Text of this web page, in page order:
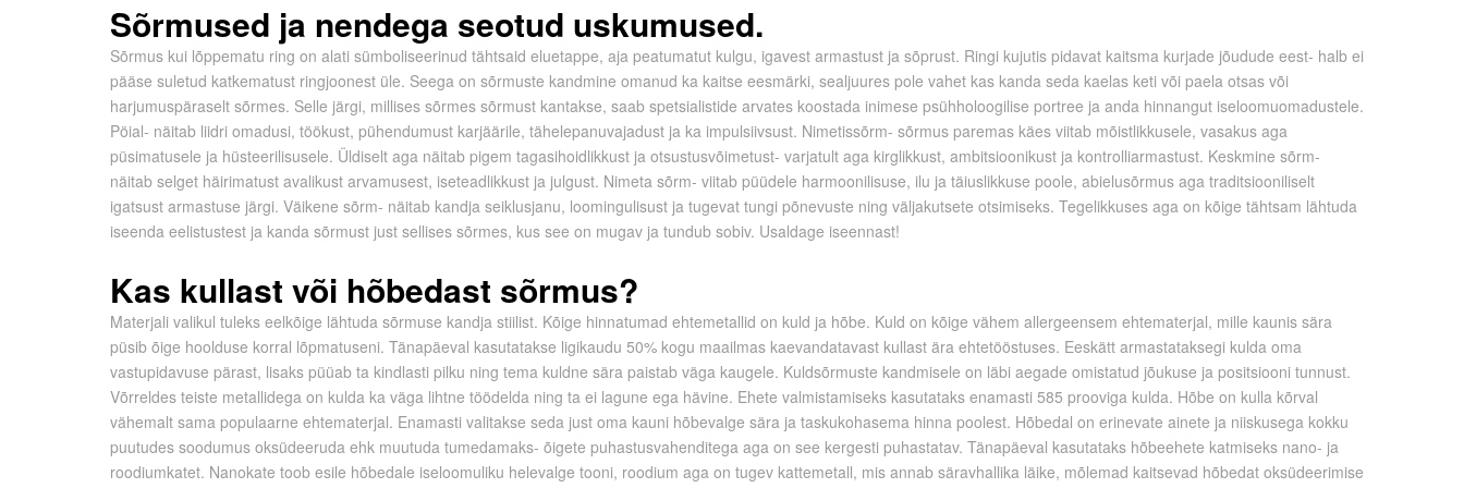
Sõrmused ja nendega seotud uskumused.
Sõrmus kui lõppematu ring on alati sümboliseerinud tähtsaid eluetappe, aja peatumatut kulgu, igavest armastust ja sõprust. Ringi kujutis pidavat kaitsma kurjade jõudude eest- halb ei
pääse suletud katkematust ringjoonest üle. Seega on sõrmuste kandmine omanud ka kaitse eesmärki, sealjuures pole vahet kas kanda seda kaelas keti või paela otsas või
harjumuspäraselt sõrmes. Selle järgi, millises sõrmes sõrmust kantakse, saab spetsialistide arvates koostada inimese psühholoogilise portree ja anda hinnangut iseloomuomadustele.
Pöial- näitab liidri omadusi, töökust, pühendumust karjäärile, tähelepanuvajadust ja ka impulsiivsust. Nimetissõrm- sõrmus paremas käes viitab mõistlikkusele, vasakus aga
püsimatusele ja hüsteerilisusele. Üldiselt aga näitab pigem tagasihoidlikkust ja otsustusvõimetust- varjatult aga kirglikkust, ambitsioonikust ja kontrolliarmastust. Keskmine sõrm-
näitab selget häirimatust avalikust arvamusest, iseteadlikkust ja julgust. Nimeta sõrm- viitab püüdele harmoonilisuse, ilu ja täiuslikkuse poole, abielusõrmus aga traditsiooniliselt
igatsust armastuse järgi. Väikene sõrm- näitab kandja seiklusjanu, loomingulisust ja tugevat tungi põnevuste ning väljakutsete otsimiseks. Tegelikkuses aga on kõige tähtsam lähtuda
iseenda eelistustest ja kanda sõrmust just sellises sõrmes, kus see on mugav ja tundub sobiv. Usaldage iseennast!
Kas kullast või hõbedast sõrmus?
Materjali valikul tuleks eelkõige lähtuda sõrmuse kandja stiilist. Kõige hinnatumad ehtemetallid on kuld ja hõbe. Kuld on kõige vähem allergeensem ehtematerjal, mille kaunis sära
püsib õige hoolduse korral lõpmatuseni. Tänapäeval kasutatakse ligikaudu 50% kogu maailmas kaevandatavast kullast ära ehtetööstuses. Eeskätt armastataksegi kulda oma
vastupidavuse pärast, lisaks püüab ta kindlasti pilku ning tema kuldne sära paistab väga kaugele. Kuldsõrmuste kandmisele on läbi aegade omistatud jõukuse ja positsiooni tunnust.
Võrreldes teiste metallidega on kulda ka väga lihtne töödelda ning ta ei lagune ega hävine. Ehete valmistamiseks kasutataks enamasti 585 prooviga kulda. Hõbe on kulla kõrval
vähemalt sama populaarne ehtematerjal. Enamasti valitakse seda just oma kauni hõbevalge sära ja taskukohasema hinna poolest. Hõbedal on erinevate ainete ja niiskusega kokku
puutudes soodumus oksüdeeruda ehk muutuda tumedamaks- õigete puhastusvahenditega aga on see kergesti puhastatav. Tänapäeval kasutataks hõbeehete katmiseks nano- ja
roodiumkatet. Nanokate toob esile hõbedale iseloomuliku helevalge tooni, roodium aga on tugev kattemetall, mis annab säravhallika läike, mõlemad kaitsevad hõbedat oksüdeerimise